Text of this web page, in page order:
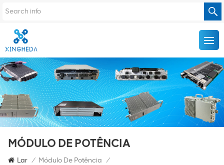
MÓDULO DE POTÊNCIA
Lar / Módulo De Potência /